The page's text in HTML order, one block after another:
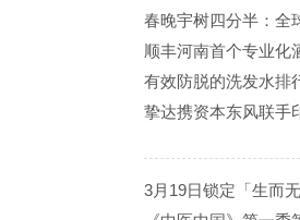
春晚宇树四分半：全
顺丰河南首个专业化
有效防脱的洗发水排
挚达携资本东风联手
3月19日锁定「生而